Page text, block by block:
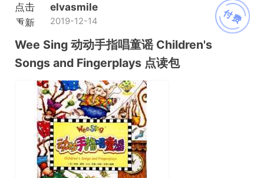
付费
点击
重新
加载
elvasmile
2019-12-14
Wee Sing 动动手指唱童谣 Children's
Songs and Fingerplays 点读包